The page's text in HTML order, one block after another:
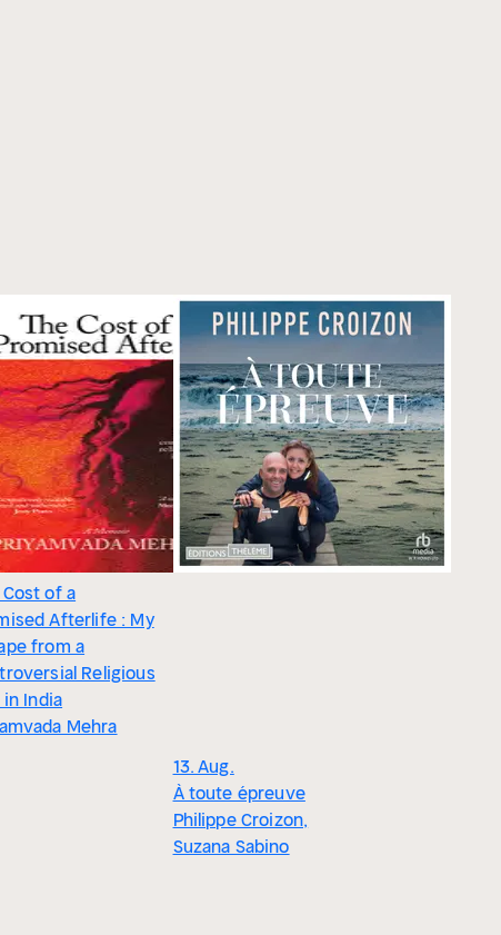
of a
Afterlife : My
from a
Religious
in India
Mehra
13. Aug.
À toute épreuve
Philippe Croizon,
Suzana Sabino